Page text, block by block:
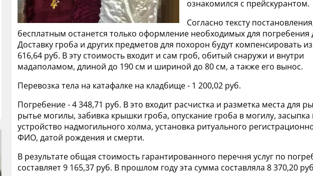
ознакомился с прейскурантом.
Согласно тексту
бесплатным останется только оформление необходимых для погребения
Доставку гроба и других предметов для похорон будут компенсировать
616,64 руб. В эту стоимость входит и сам гроб, обитый снаружи и внутри
мадаполамом, длиной до 190 см и шириной до 80 см, а также его вынос.
Перевозка тела на катафалке на кладбище - 1 200,02 руб.
Погребение - 4 348,71 руб. В это входит расчистка и разметка места для
рытье могилы, забивка крышки гроба, опускание гроба в могилу,
устройство надмогильного холма, установка ритуального
ФИО, датой рождения и смерти.
В результате общая стоимость гарантированного перечня услуг по
составляет 9 165,37 руб. В прошлом году эта сумма составляла 8 370,20